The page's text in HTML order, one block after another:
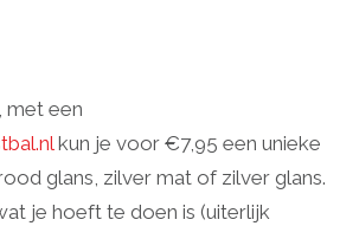
met een
kun je voor €7,95 een unieke
glans, zilver mat of zilver glans.
je hoeft te doen is (uiterlijk